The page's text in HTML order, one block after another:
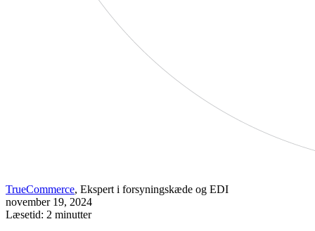
TrueCommerce, Ekspert i forsyningskæde og EDI
november 19, 2024
Læsetid: 2 minutter